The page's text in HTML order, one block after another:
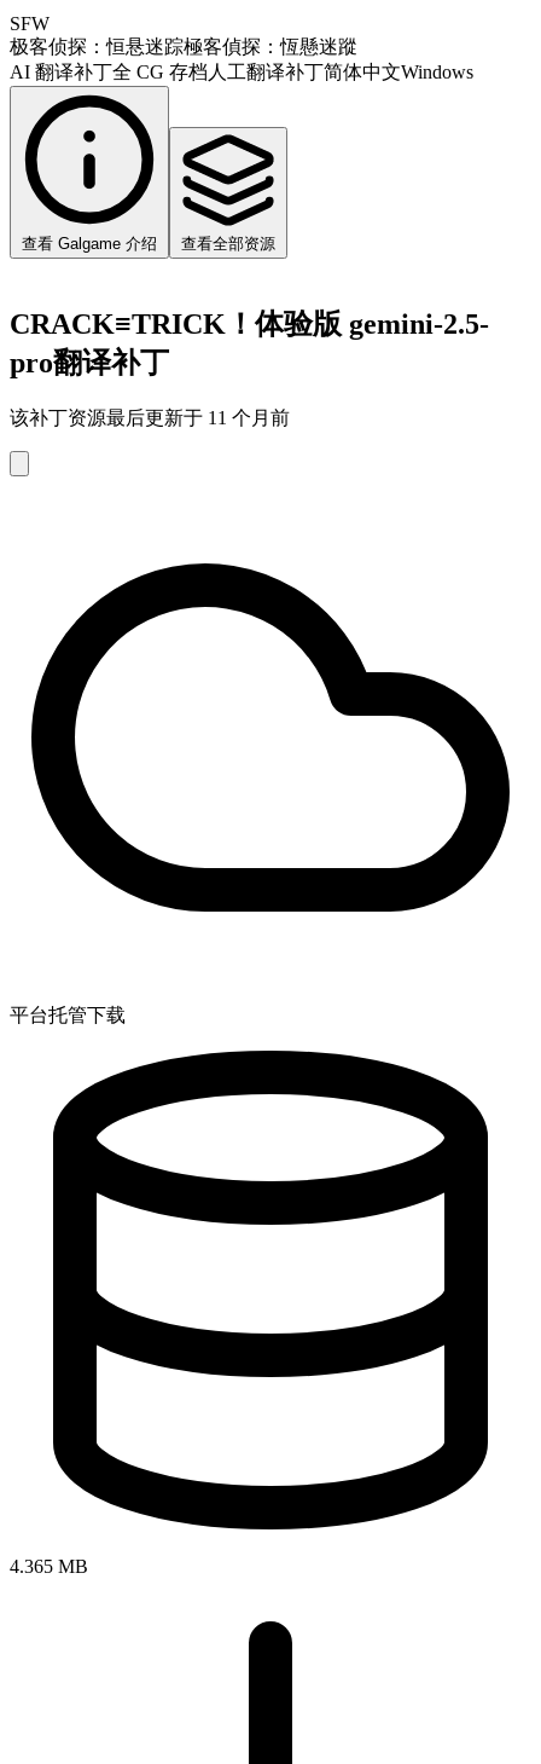
SFW
极客侦探：恒悬迷踪極客偵探：恆懸迷蹤
AI 翻译补丁全 CG 存档 人工翻译补丁简体中文Windows
查看 Galgame 介绍 查看全部资源
CRACK≡TRICK！体验版 gemini-2.5-
pro翻译补丁
该补丁资源最后更新于 11 个月前
平台托管下载
4.365 MB